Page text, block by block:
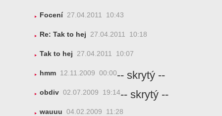
Focení 27.04.2011 10:43
Re: Tak to hej 27.04.2011 10:18
Tak to hej 27.04.2011 10:07
hmm 12.11.2009 00:00-- skrytý --
obdiv 02.07.2009 19:14-- skrytý --
wauuu 04.02.2009 11:28